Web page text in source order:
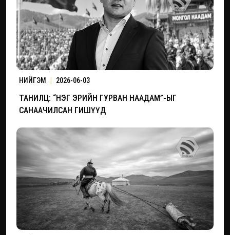
НИЙГЭМ 2026-06-03
ТАНИЛЦ: “НЭГ ЭРИЙН ГУРВАН НААДАМ”-ЫГ
САНААЧИЛСАН ГИШҮҮД